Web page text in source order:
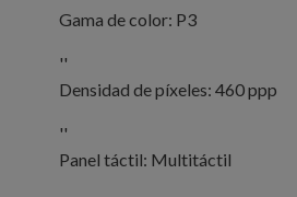
Gama de color: P3
''
Densidad de píxeles: 460 ppp
''
Panel táctil: Multitáctil